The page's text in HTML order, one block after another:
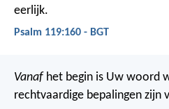
eerlijk.
Psalm 119:160 - BGT
Vanaf het begin is Uw woord
rechtvaardige bepalingen zijn